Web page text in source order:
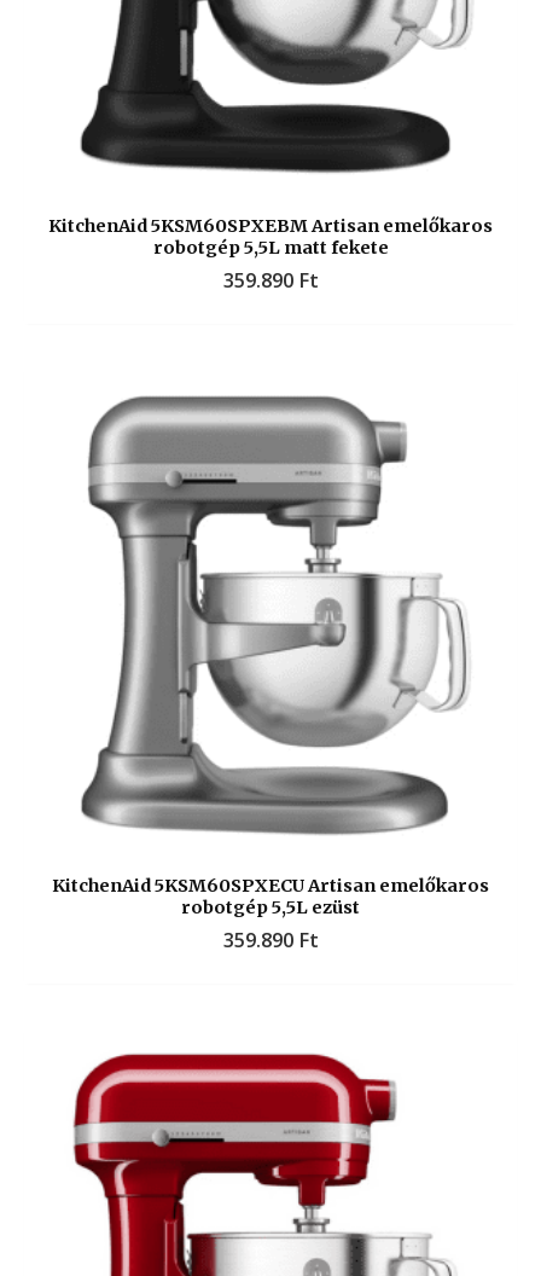
KitchenAid 5KSM60SPXEBM Artisan emelőkaros
robotgép 5,5L matt fekete
359.890 Ft
KitchenAid 5KSM60SPXECU Artisan emelőkaros
robotgép 5,5L ezüst
359.890 Ft